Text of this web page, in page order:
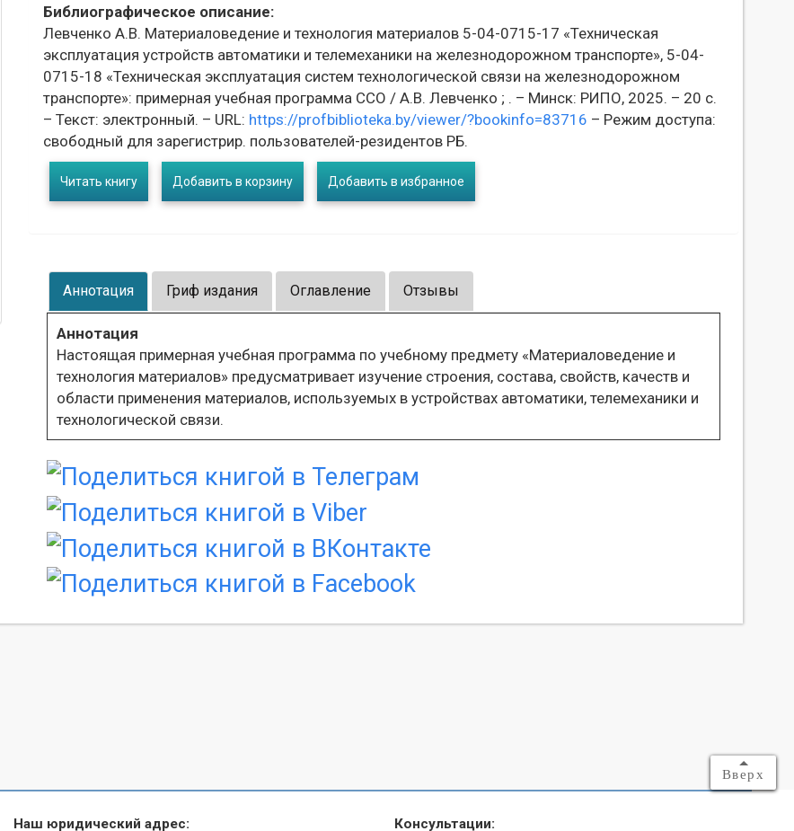
Библиографическое описание:
Левченко А.В. Материаловедение и технология материалов 5-04-0715-17 «Техническая
эксплуатация устройств автоматики и телемеханики на железнодорожном транспорте», 5-04-
0715-18 «Техническая эксплуатация систем технологической связи на железнодорожном
транспорте»: примерная учебная программа ССО / А.В. Левченко ; . – Минск: РИПО, 2025. – 20 с.
– Текст: электронный. – URL: https://profbiblioteka.by/viewer/?bookinfo=83716 – Режим доступа:
свободный для зарегистрир. пользователей-резидентов РБ.
Читать книгу Добавить в корзину Добавить в избранное
Аннотация Гриф издания Оглавление Отзывы
Аннотация
Настоящая примерная учебная программа по учебному предмету «Материаловедение и
технология материалов» предусматривает изучение строения, состава, свойств, качеств и
области применения материалов, используемых в устройствах автоматики, телемеханики и
технологической связи.
Вверх
Наш юридический адрес: Консультации: